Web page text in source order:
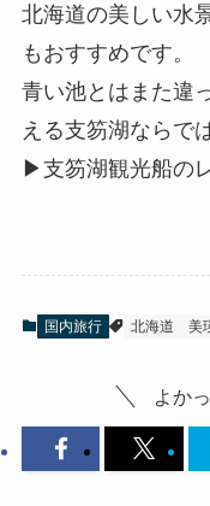
北海道の美しい水
もおすすめです。
青い池とはまた違
える支笏湖ならで
▶支笏湖観光船の
国内旅行 北海道 美
よか